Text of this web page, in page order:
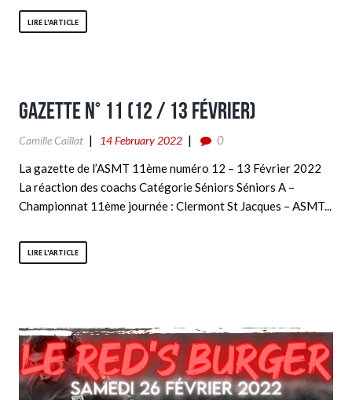
LIRE L'ARTICLE
Gazette n° 11 (12 / 13 Février)
Camille Caillat 14 February 2022
0
La gazette de l’ASMT 11ème numéro 12 – 13 Février 2022
La réaction des coachs Catégorie Séniors Séniors A –
Championnat 11ème journée : Clermont St Jacques – ASMT...
LIRE L'ARTICLE